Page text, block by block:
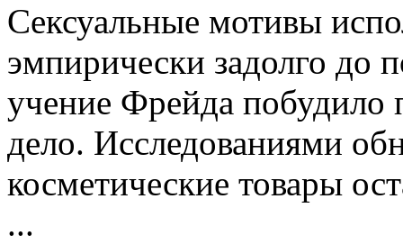
Сексуальные мотивы
эмпирически задолго до
учение Фрейда побудило
дело. Исследованиями
косметические товары
...